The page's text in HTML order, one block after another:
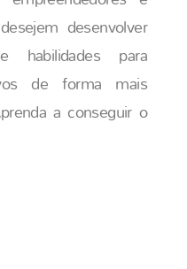
desenvolver
habilidades para
de forma mais
a conseguir o